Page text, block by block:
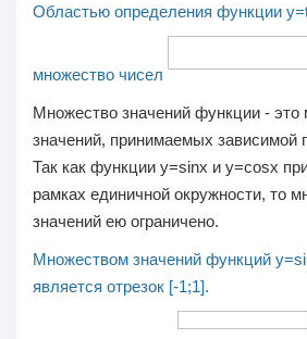
Областью определения функции
множество чисел
Множество значений функции - это
значений, принимаемых зависимой
Так как функции y=sinx и y=cosx
рамках единичной окружности, то
значений ею ограничено.
Множеством значений функций
является отрезок [-1;1].